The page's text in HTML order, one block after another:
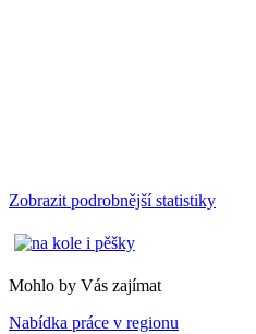
Zobrazit podrobnější statistiky
Mohlo by Vás zajímat
Nabídka práce v regionu